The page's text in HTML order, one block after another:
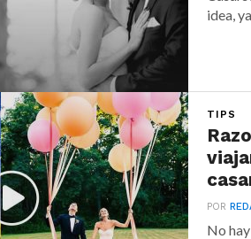
idea,
TIPS
POR
No